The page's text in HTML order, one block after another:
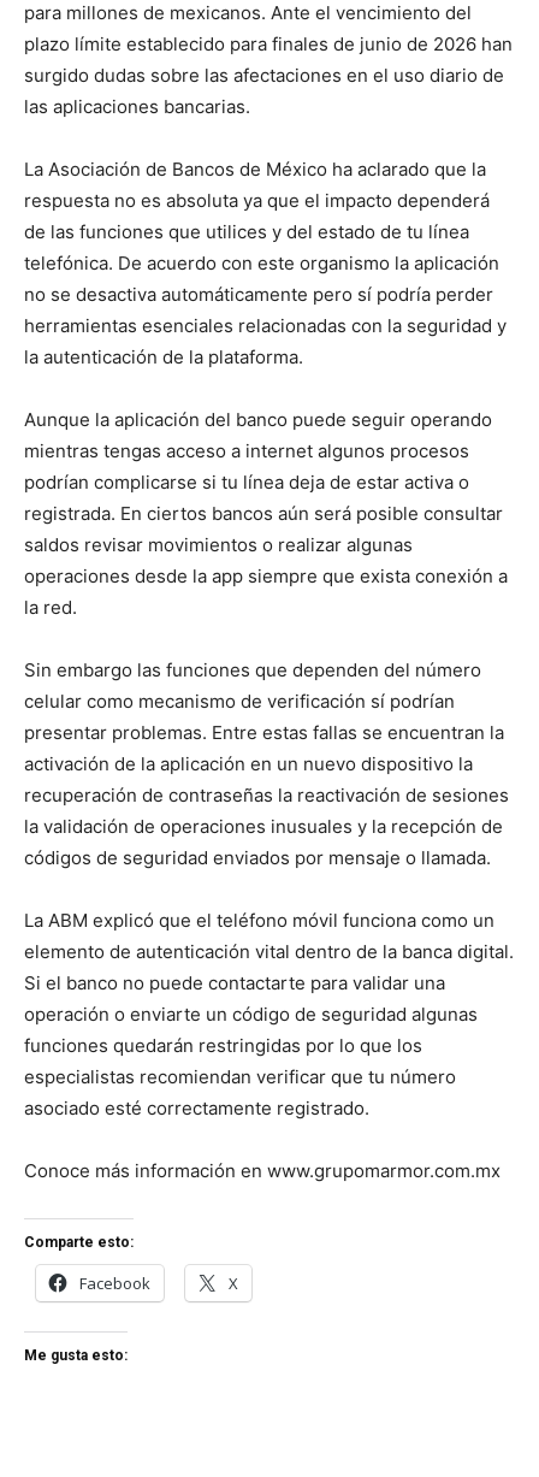
para millones de mexicanos. Ante el vencimiento del
plazo límite establecido para finales de junio de 2026 han
surgido dudas sobre las afectaciones en el uso diario de
las aplicaciones bancarias.
La Asociación de Bancos de México ha aclarado que la
respuesta no es absoluta ya que el impacto dependerá
de las funciones que utilices y del estado de tu línea
telefónica. De acuerdo con este organismo la aplicación
no se desactiva automáticamente pero sí podría perder
herramientas esenciales relacionadas con la seguridad y
la autenticación de la plataforma.
Aunque la aplicación del banco puede seguir operando
mientras tengas acceso a internet algunos procesos
podrían complicarse si tu línea deja de estar activa o
registrada. En ciertos bancos aún será posible consultar
saldos revisar movimientos o realizar algunas
operaciones desde la app siempre que exista conexión a
la red.
Sin embargo las funciones que dependen del número
celular como mecanismo de verificación sí podrían
presentar problemas. Entre estas fallas se encuentran la
activación de la aplicación en un nuevo dispositivo la
recuperación de contraseñas la reactivación de sesiones
la validación de operaciones inusuales y la recepción de
códigos de seguridad enviados por mensaje o llamada.
La ABM explicó que el teléfono móvil funciona como un
elemento de autenticación vital dentro de la banca digital.
Si el banco no puede contactarte para validar una
operación o enviarte un código de seguridad algunas
funciones quedarán restringidas por lo que los
especialistas recomiendan verificar que tu número
asociado esté correctamente registrado.
Conoce más información en www.grupomarmor.com.mx
Comparte esto:
Facebook X
Me gusta esto: